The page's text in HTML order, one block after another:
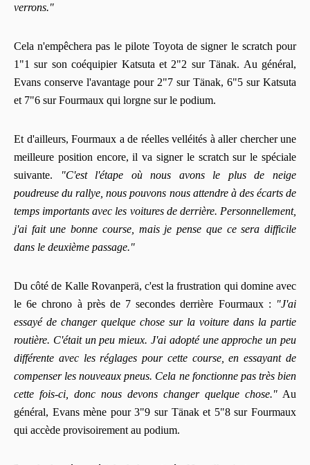
verrons."
Cela n'empêchera pas le pilote Toyota de signer le scratch pour
1"1 sur son coéquipier Katsuta et 2"2 sur Tänak. Au général,
Evans conserve l'avantage pour 2"7 sur Tänak, 6"5 sur Katsuta
et 7"6 sur Fourmaux qui lorgne sur le podium.
Et d'ailleurs, Fourmaux a de réelles velléités à aller chercher une
meilleure position encore, il va signer le scratch sur le spéciale
suivante.
"C'est l'étape où nous avons le plus de neige
poudreuse du rallye, nous pouvons nous attendre à des écarts de
temps importants avec les voitures de derrière. Personnellement,
j'ai fait une bonne course, mais je pense que ce sera difficile
dans le deuxième passage."
Du côté de Kalle Rovanperä, c'est la frustration qui domine avec
le 6e chrono à près de 7 secondes derrière Fourmaux : "J'ai
essayé de changer quelque chose sur la voiture dans la partie
routière. C'était un peu mieux. J'ai adopté une approche un peu
différente avec les réglages pour cette course, en essayant de
compenser les nouveaux pneus. Cela ne fonctionne pas très bien
cette fois-ci, donc nous devons changer quelque chose." Au
général, Evans mène pour 3"9 sur Tänak et 5"8 sur Fourmaux
qui accède provisoirement au podium.